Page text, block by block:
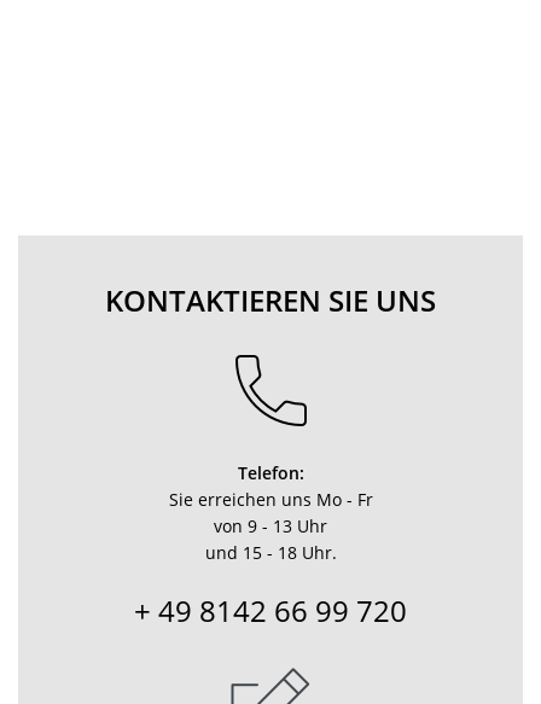
KONTAKTIEREN SIE UNS
Telefon:
Sie erreichen uns Mo - Fr
von 9 - 13 Uhr
und 15 - 18 Uhr.
+ 49 8142 66 99 720